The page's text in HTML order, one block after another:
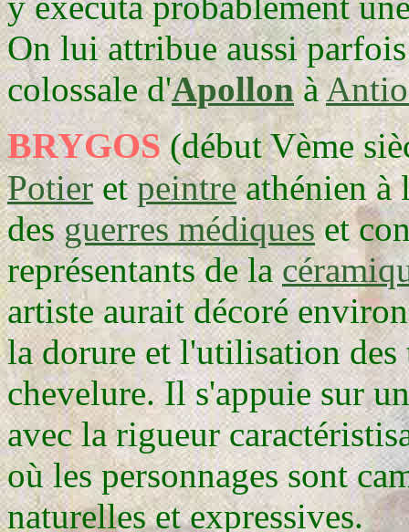
On lui attribue aussi
colossale d'Apollonà
BRYGOS(début Vème
Potieretpeintreathénien à
desguerres médiqueset
représentants de la
artiste aurait décoré
la dorure et l'utilisation des
chevelure. Il s'appuie sur
avec la rigueur
où les personnages sont
naturelles et expressives.